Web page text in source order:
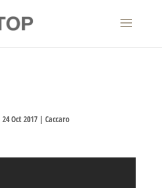
24 Oct 2017| Caccaro